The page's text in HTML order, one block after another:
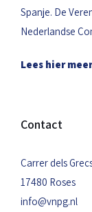
Spanje. De
Nederlandse
Lees hier
Contact
Carrer dels
17480 Roses
info@vnpg.nl